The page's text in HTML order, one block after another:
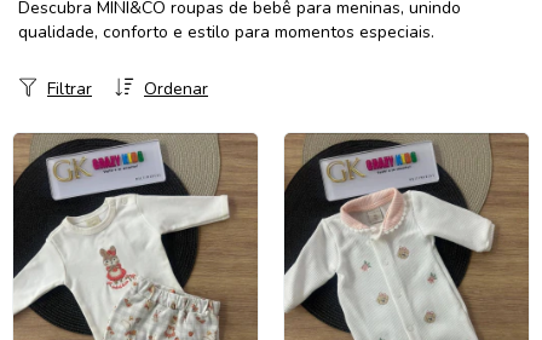
Descubra MINI&CO roupas de bebê para meninas, unindo
qualidade, conforto e estilo para momentos especiais.
Ordenar
Filtrar